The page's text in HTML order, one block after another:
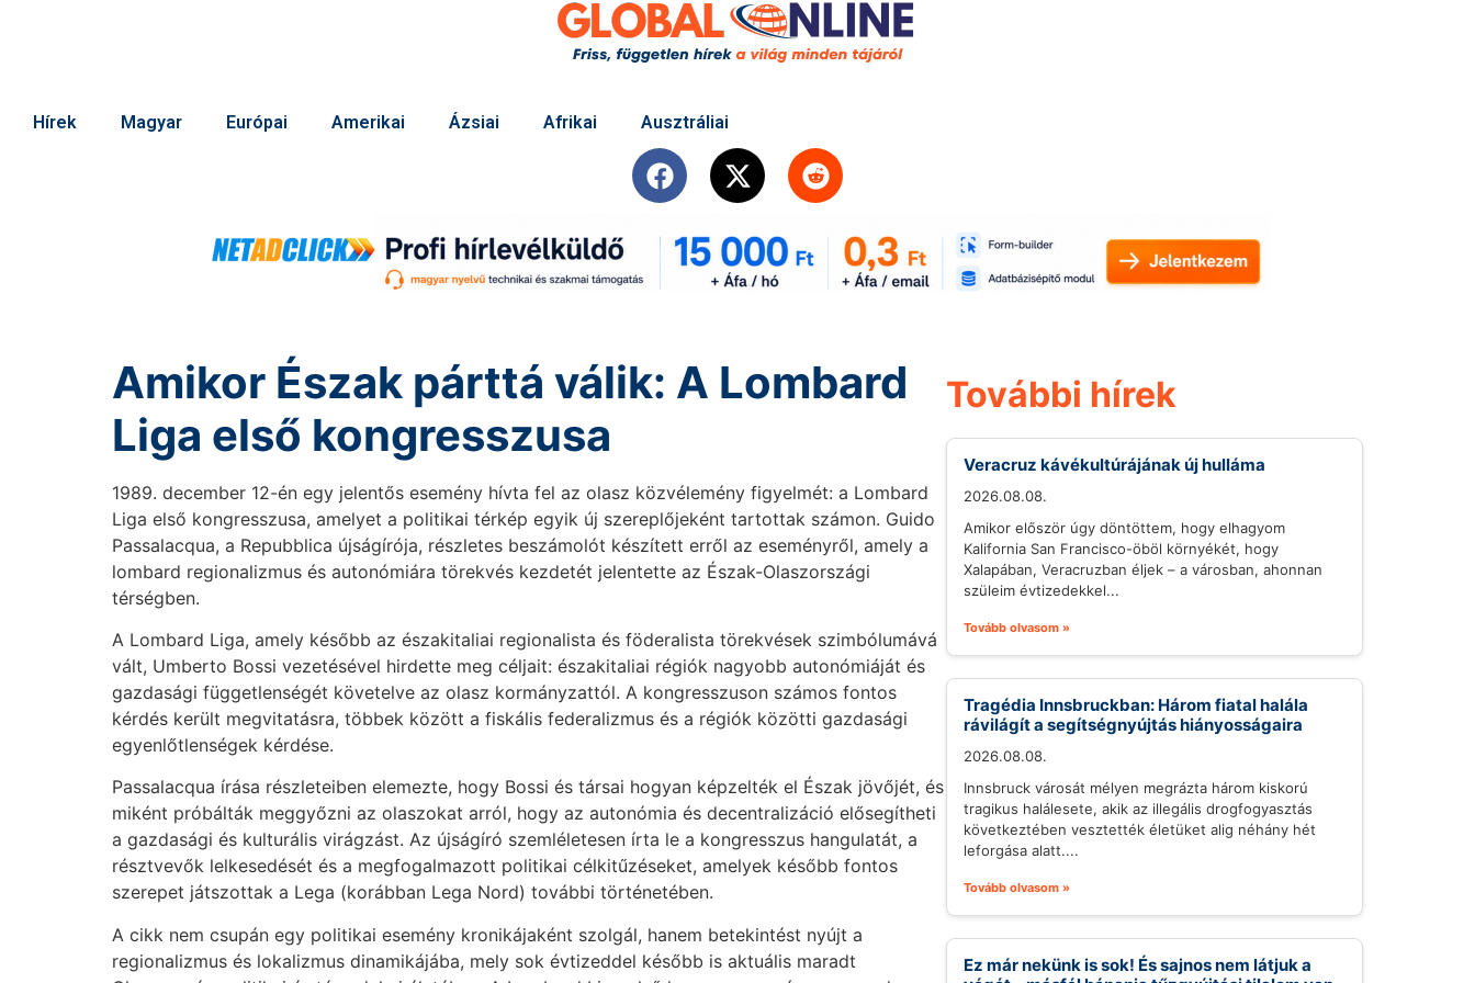
Hírek Magyar Európai Amerikai Ázsiai Afrikai Ausztráliai
Amikor Észak párttá válik: A Lombard
Liga első kongresszusa
1989. december 12-én egy jelentős esemény hívta fel az olasz közvélemény figyelmét: a Lombard
Liga első kongresszusa, amelyet a politikai térkép egyik új szereplőjeként tartottak számon. Guido
Passalacqua, a Repubblica újságírója, részletes beszámolót készített erről az eseményről, amely a
lombard regionalizmus és autonómiára törekvés kezdetét jelentette az Észak-Olaszországi
térségben.
A Lombard Liga, amely később az északitaliai regionalista és föderalista törekvések szimbólumává
vált, Umberto Bossi vezetésével hirdette meg céljait: északitaliai régiók nagyobb autonómiáját és
gazdasági függetlenségét követelve az olasz kormányzattól. A kongresszuson számos fontos
kérdés került megvitatásra, többek között a fiskális federalizmus és a régiók közötti gazdasági
egyenlőtlenségek kérdése.
Passalacqua írása részleteiben elemezte, hogy Bossi és társai hogyan képzelték el Észak jövőjét, és
miként próbálták meggyőzni az olaszokat arról, hogy az autonómia és decentralizáció elősegítheti
a gazdasági és kulturális virágzást. Az újságíró szemléletesen írta le a kongresszus hangulatát, a
résztvevők lelkesedését és a megfogalmazott politikai célkitűzéseket, amelyek később fontos
szerepet játszottak a Lega (korábban Lega Nord) további történetében.
A cikk nem csupán egy politikai esemény kronikájaként szolgál, hanem betekintést nyújt a
regionalizmus és lokalizmus dinamikájába, mely sok évtizeddel később is aktuális maradt
További hírek
Veracruz kávékultúrájának új hulláma
2026.08.08.
Amikor először úgy döntöttem, hogy elhagyom
Kalifornia San Francisco-öböl környékét, hogy
Xalapában, Veracruzban éljek – a városban, ahonnan
szüleim évtizedekkel...
Tovább olvasom »
Tragédia Innsbruckban: Három fiatal halála
rávilágít a segítségnyújtás hiányosságaira
2026.08.08.
Innsbruck városát mélyen megrázta három kiskorú
tragikus halálesete, akik az illegális drogfogyasztás
következtében vesztették életüket alig néhány hét
leforgása alatt....
Tovább olvasom »
Ez már nekünk is sok! És sajnos nem látjuk a